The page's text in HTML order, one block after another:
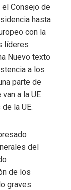
Consejo de
hasta
con la
líderes
Nuevo texto
a los
parte de
a la UE
la UE.
del
de los
graves